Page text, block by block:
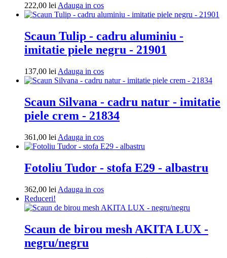
222,00 lei Adauga in cosAdauga
in
Scaun Tulip - cadru aluminiu -
imitatie piele negru - 21901
137,00 lei Adauga in cosAdauga
in
Scaun Silvana - cadru natur - imitatie
piele crem - 21834
361,00 lei Adauga in cosAdauga
in
Fotoliu Tudor - stofa E29 - albastru
362,00 lei Adauga in cosAdauga
cos
Reduceri!
Scaun de birou mesh AKITA LUX -
negru/negru